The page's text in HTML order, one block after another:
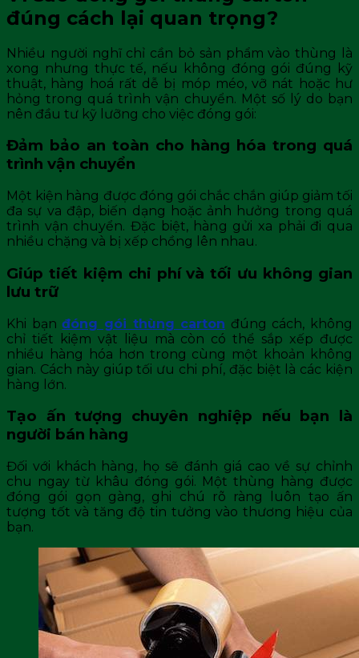
đúng cách lại quan trọng?
Nhiều người nghĩ chỉ cần bỏ sản phẩm vào thùng là
xong nhưng thực tế, nếu không đóng gói đúng kỹ
thuật, hàng hoá rất dễ bị móp méo, vỡ nát hoặc hư
hỏng trong quá trình vận chuyển. Một số lý do bạn
nên đầu tư kỹ lưỡng cho việc đóng gói:
Đảm bảo an toàn cho hàng hóa trong quá
trình vận chuyển
Một kiện hàng được đóng gói chắc chắn giúp giảm tối
đa sự va đập, biến dạng hoặc ảnh hưởng trong quá
trình vận chuyển. Đặc biệt, hàng gửi xa phải đi qua
nhiều chặng và bị xếp chồng lên nhau.
Giúp tiết kiệm chi phí và tối ưu không gian
lưu trữ
Khi bạnđóng gói thùng carton đúng cách, không
chỉ tiết kiệm vật liệu mà còn có thể sắp xếp được
nhiều hàng hóa hơn trong cùng một khoản không
gian. Cách này giúp tối ưu chi phí, đặc biệt là các kiện
hàng lớn.
Tạo ấn tượng chuyên nghiệp nếu bạn là
người bán hàng
Đối với khách hàng, họ sẽ đánh giá cao về sự chỉnh
chu ngay từ khâu đóng gói. Một thùng hàng được
đóng gói gọn gàng, ghi chú rõ ràng luôn tạo ấn
tượng tốt và tăng độ tin tưởng vào thương hiệu của
bạn.